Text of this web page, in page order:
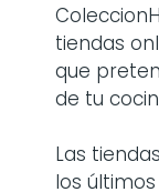
tiendas
que
de tu
Las
los